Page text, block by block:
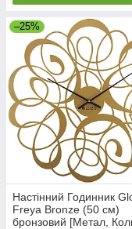
–25%
Настінний Годинник
Freya Bronze (50 см)
бронзовий [Метал,